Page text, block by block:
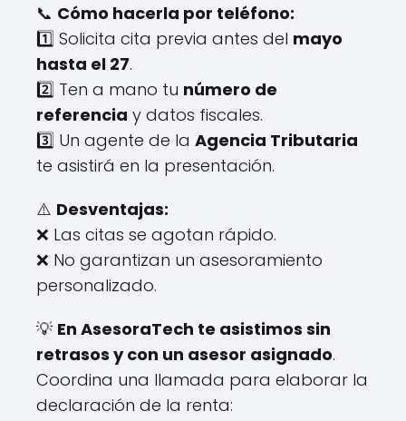
📞 Cómo hacerla por teléfono:
1️⃣ Solicita cita previa antes del mayo
hasta el 27.
2️⃣ Ten a mano tu número de
referencia y datos fiscales.
3️⃣ Un agente de la Agencia Tributaria
te asistirá en la presentación.
⚠️ Desventajas:
❌ Las citas se agotan rápido.
❌ No garantizan un asesoramiento
personalizado.
💡 En AsesoraTech te asistimos sin
retrasos y con un asesor asignado.
Coordina una llamada para elaborar la
declaración de la renta: